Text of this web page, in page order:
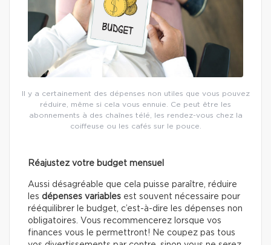
Il y a certainement des dépenses non utiles que vous pouvez
réduire, même si cela vous ennuie. Ce peut être les
abonnements à des chaînes télé, les rendez-vous chez la
coiffeuse ou les cafés sur le pouce.
Réajustez votre budget mensuel
Aussi désagréable que cela puisse paraître, réduire
les dépenses variables est souvent nécessaire pour
rééquilibrer le budget, c’est-à-dire les dépenses non
obligatoires. Vous recommencerez lorsque vos
finances vous le permettront! Ne coupez pas tous